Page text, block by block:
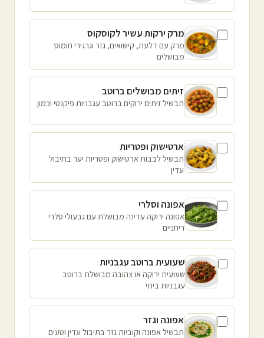
מרק ירקות עשיר לקוסקוס
מרק עם דלעת, קישואים, גזר וגרגירי חומוס
מבושלים
זיתים מבושלים ברוטב
תבשיל זיתים ירוקים ברוטב עגבניות פיקנטי וכמון
ארטישוק ופטריות
תבשיל לבבות ארטישוק ופטריות יער בתיבול
עדין
אפונה וסלרי
אפונה ירוקה עדינה מבושלת עם גבעולי סלרי
ריחניים
שעועית ברוטב עגבניות
שעועית ירוקה או צהובה מבושלת ברוטב
עגבניות ביתי
אפונה וגזר
תבשיל אפונה וקוביות גזר בתיבול עדין וטעים